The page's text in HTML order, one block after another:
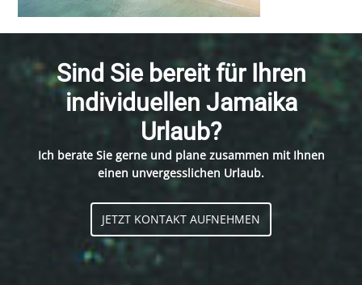
Sind Sie bereit für Ihren
individuellen Jamaika
Urlaub?
Ich berate Sie gerne und plane zusammen mit Ihnen
einen unvergesslichen Urlaub.
JETZT KONTAKT AUFNEHMEN